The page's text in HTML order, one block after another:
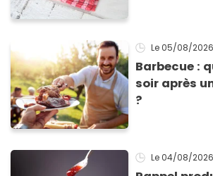
Le 05/08/2026
Barbecue :
soir après
?
Le 04/08/2026